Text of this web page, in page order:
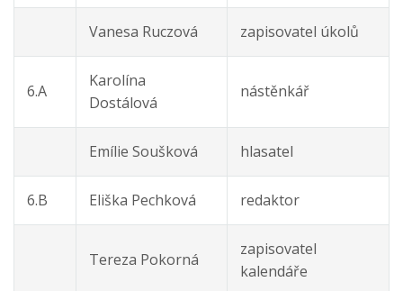
Vanesa Ruczová zapisovatel úkolů
6.A
Karolína
Dostálová
nástěnkář
Emílie Soušková hlasatel
6.B Eliška Pechková redaktor
Tereza Pokorná
zapisovatel
kalendáře